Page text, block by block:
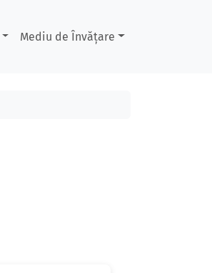
Mediu de Învățare